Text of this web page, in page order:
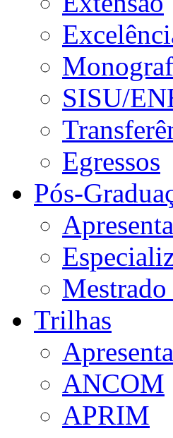
SISU/
Egressos
Pós-
Trilhas
ANCOM
APRIM